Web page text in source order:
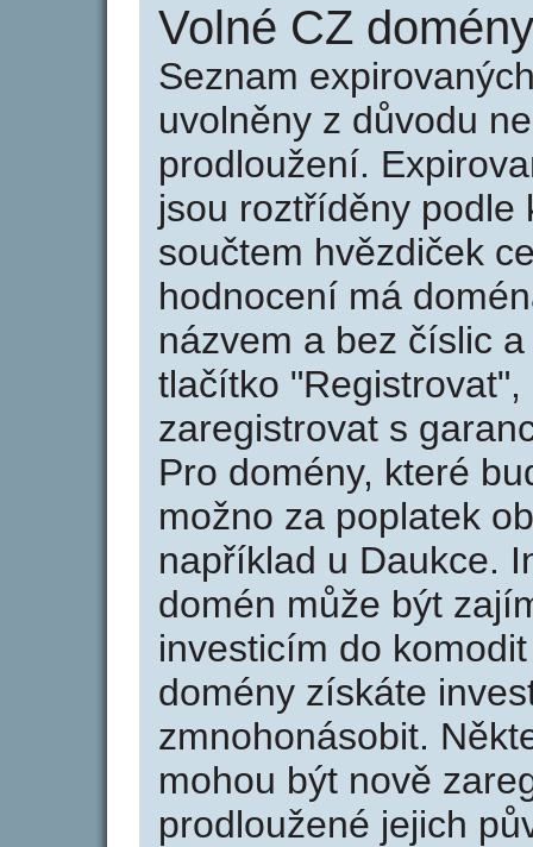
Volné CZ
Seznam
uvolněny z důvodu
prodloužení.
jsou roztříděny podle
součtem hvězdiček
hodnocení má
názvem a bez číslic
tlačítko
zaregistrovat s
Pro domény, které
možno za poplatek
například u Daukce.
domén může být
investicím do
domény získáte
zmnohonásobit.
mohou být nově
prodloužené jejich